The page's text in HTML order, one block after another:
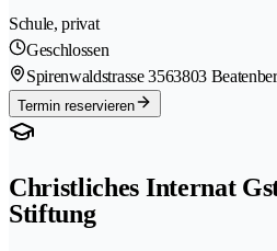
Schule, privat
Geschlossen
Spirenwaldstrasse 3563803
Termin reservieren
Christliches Internat
Stiftung